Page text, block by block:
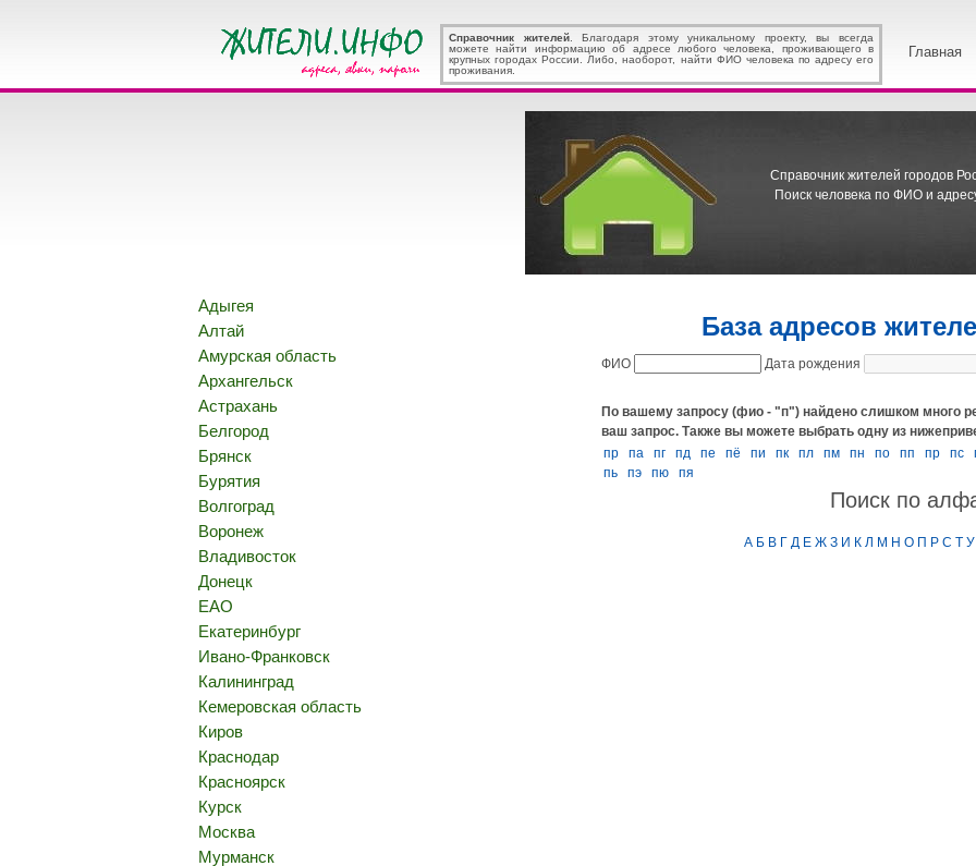
Справочник жителей. Благодаря этому уникальному проекту, вы всегда
можете найти информацию об адресе любого человека, проживающего в
крупных городах России. Либо, наоборот, найти ФИО человека по адресу его
проживания.
Главная
Справочник жителей городов
Поиск человека по ФИО и
Адыгея
Алтай
Амурская область
Архангельск
Астрахань
Белгород
Брянск
Бурятия
Волгоград
Воронеж
Владивосток
Донецк
ЕАО
Екатеринбург
Ивано-Франковск
Калининград
Кемеровская область
Киров
Краснодар
Красноярск
Курск
Москва
Мурманск
База адресов
ФИО Дата рождения
По вашему запросу (фио - "п") найдено слишком много
ваш запрос. Также вы можете выбрать одну из
пp
па пг пд пе пё пи пк пл пм пн по пп пр пс
пь
пэ пю пя
Поиск по
А Б В Г Д Е Ж З И К Л М Н О П Р С Т У